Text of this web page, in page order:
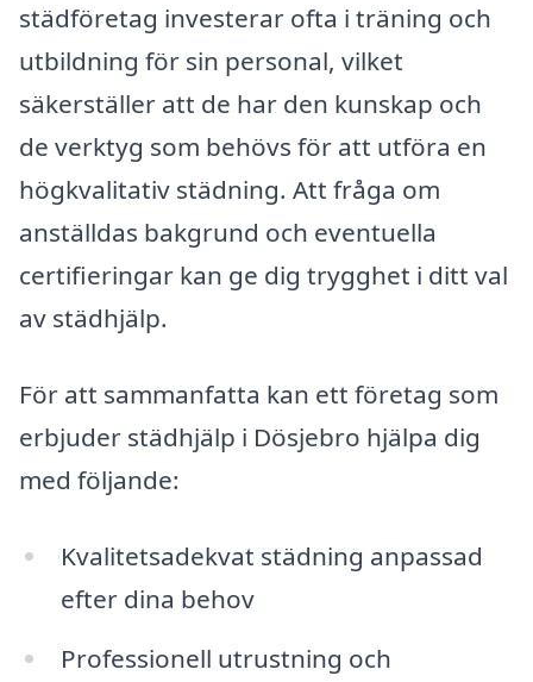
städföretag investerar ofta i träning och
utbildning för sin personal, vilket
säkerställer att de har den kunskap och
de verktyg som behövs för att utföra en
högkvalitativ städning. Att fråga om
anställdas bakgrund och eventuella
certifieringar kan ge dig trygghet i ditt val
av städhjälp.
För att sammanfatta kan ett företag som
erbjuder städhjälp i Dösjebro hjälpa dig
med följande:
Kvalitetsadekvat städning anpassad
efter dina behov
Professionell utrustning och